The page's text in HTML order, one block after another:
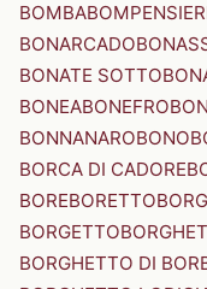
BOMBA
BONARCADO
BONATE SOTTO
BONEABONEFRO
BONNANAROBONO
BORCA DI CADORE
BOREBORETTO
BORGETTO
BORGHETTO DI